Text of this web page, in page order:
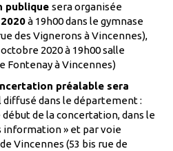
publiquesera organisée
à 19h00 dans le gymnase
des Vignerons à Vincennes),
2020 à 19h00 salle
Fontenay à Vincennes)
préalable sera
diffusé dans le département :
de la concertation, dans le
information » et par voie
Vincennes (53 bis rue de